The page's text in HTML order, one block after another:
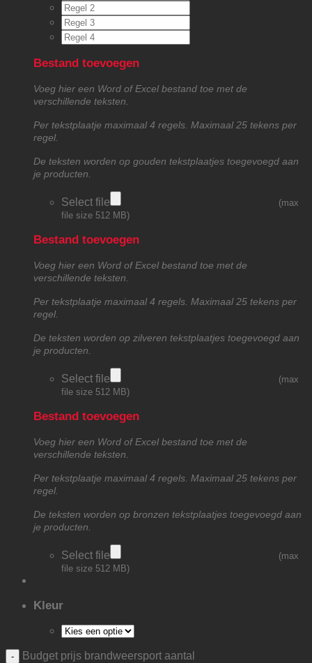
Bestand toevoegen
Voeg hier een Word of Excel bestand toe met de
verschillende teksten.
Per tekstplaatje maximaal 4 regels. Maximaal 25 tekens per
regel.
De teksten worden op gouden tekstplaatjes toegevoegd aan
je producten.
Select file
(max
file size 512 MB)
Bestand toevoegen
Voeg hier een Word of Excel bestand toe met de
verschillende teksten.
Per tekstplaatje maximaal 4 regels. Maximaal 25 tekens per
regel.
De teksten worden op zilveren tekstplaatjes toegevoegd aan
je producten.
Select file
(max
file size 512 MB)
Bestand toevoegen
Voeg hier een Word of Excel bestand toe met de
verschillende teksten.
Per tekstplaatje maximaal 4 regels. Maximaal 25 tekens per
regel.
De teksten worden op bronzen tekstplaatjes toegevoegd aan
je producten.
Select file
(max
file size 512 MB)
Kleur
Budget prijs brandweersport aantal